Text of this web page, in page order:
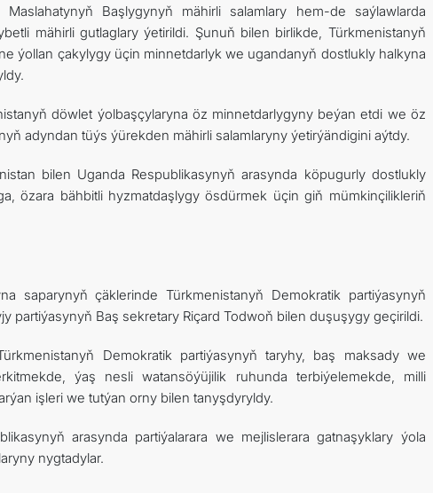
Başlygynyň mähirli salamlary hem-de saýlawlarda
mähirli gutlaglary ýetirildi. Şunuň bilen birlikde, Türkmenistanyň
ýollan çakylygy üçin minnetdarlyk we ugandanyň dostlukly halkyna
döwlet ýolbaşçylaryna öz minnetdarlygyny beýan etdi we öz
adyndan tüýs ýürekden mähirli salamlaryny ýetirýändigini aýtdy.
bilen Uganda Respublikasynyň arasynda köpugurly dostlukly
özara bähbitli hyzmatdaşlygy ösdürmek üçin giň mümkinçilikleriň
saparynyň çäklerinde Türkmenistanyň Demokratik partiýasynyň
partiýasynyň Baş sekretary Riçard Todwoň bilen duşuşygy geçirildi.
Demokratik partiýasynyň taryhy, baş maksady we
ýaş nesli watansöýüjilik ruhunda terbiýelemekde, milli
işleri we tutýan orny bilen tanyşdyryldy.
arasynda partiýalarara we mejlislerara gatnaşyklary ýola
nygtadylar.